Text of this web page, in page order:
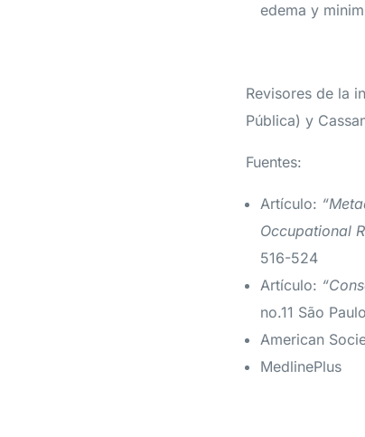
edema y
Revisores de la
Pública) y
Fuentes:
Artículo:
Occupational
516-524
Artículo:
no.11 São
American
MedlinePlus